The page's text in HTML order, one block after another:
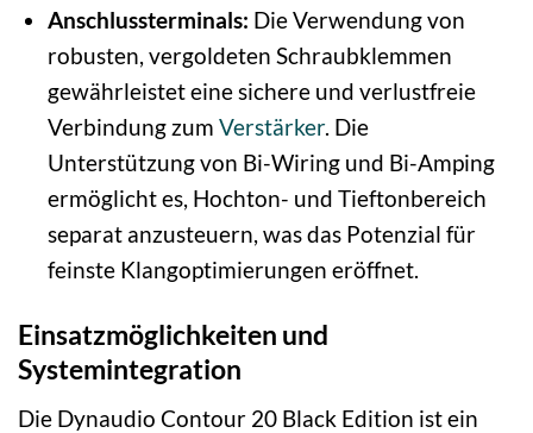
Anschlussterminals: Die Verwendung von
robusten, vergoldeten Schraubklemmen
gewährleistet eine sichere und verlustfreie
Verbindung zum Verstärker. Die
Unterstützung von Bi-Wiring und Bi-Amping
ermöglicht es, Hochton- und Tieftonbereich
separat anzusteuern, was das Potenzial für
feinste Klangoptimierungen eröffnet.
Einsatzmöglichkeiten und
Systemintegration
Die Dynaudio Contour 20 Black Edition ist ein